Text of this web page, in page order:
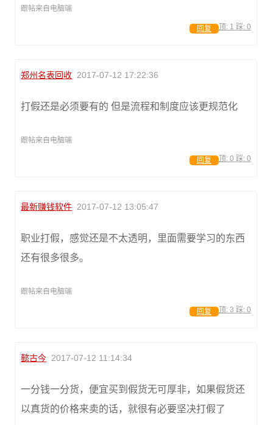
跟帖来自电脑端
顶: 1 踩: 0
回复
郑州名表回收 2017-07-12 17:22:36
打假还是必须要有的 但是流程和制度应该更规范化
跟帖来自电脑端
顶: 0 踩: 0
回复
最新赚钱软件 2017-07-12 13:05:47
职业打假，感觉还是不太透明，里面需要学习的东西
还有很多很多。
跟帖来自电脑端
顶: 3 踩: 0
回复
懿古今 2017-07-12 11:14:34
一分钱一分货，便宜买到假货无可厚非，如果假货还
以真货的价格来卖的话，就很有必要坚决打假了